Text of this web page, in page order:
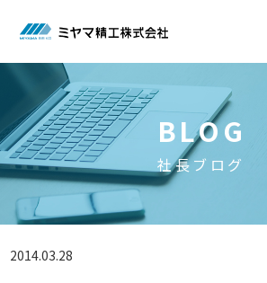
BLOG
社長ブログ
2014.03.28